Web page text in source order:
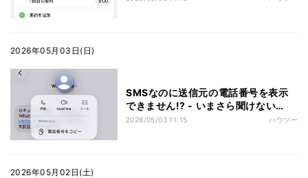
2026年05月03日(日)
SMSなのに送信元の電話番号を表示
できません!? - いまさら聞けない
iPhoneのなぜ
2026/05/03 11:15 ハウツー
2026年05月02日(土)